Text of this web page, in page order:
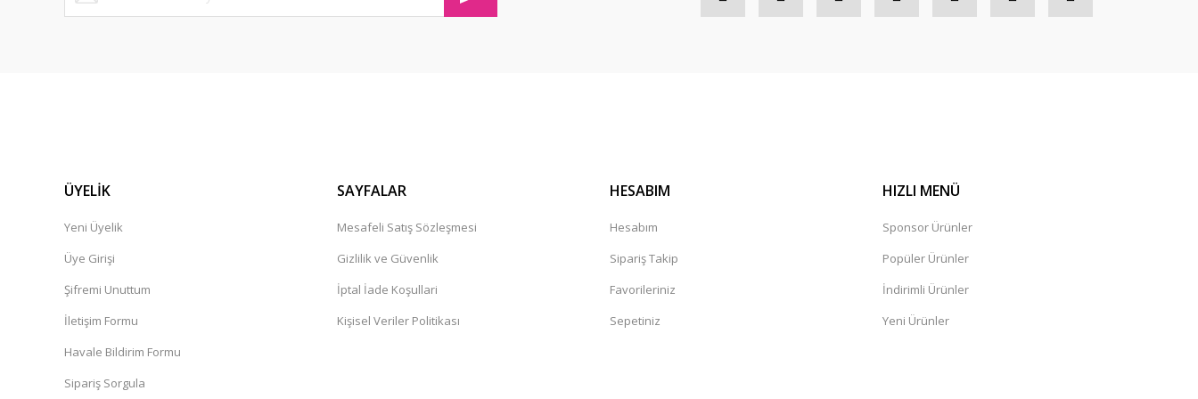
Güner Aydın | 19/10/2024
ÜYELİK
Yeni Üyelik
Üye Girişi
Şifremi Unuttum
İletişim Formu
Havale Bildirim Formu
Sipariş Sorgula
SAYFALAR
Mesafeli Satış Sözleşmesi
Gizlilik ve Güvenlik
İptal İade Koşullari
Kişisel Veriler Politikası
HESABIM
Hesabım
Sipariş Takip
Favorileriniz
Sepetiniz
HIZLI MENÜ
Sponsor Ürünler
Popüler Ürünler
İndirimli Ürünler
Yeni Ürünler